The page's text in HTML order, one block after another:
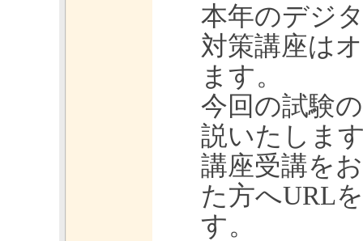
本年のデジ
対策講座は
ます。
今回の試験
説いたしま
講座受講を
た方へURL
す。